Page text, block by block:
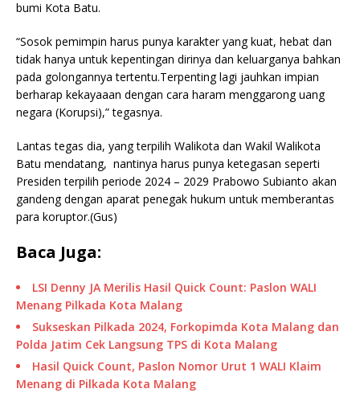
bumi Kota Batu.
“Sosok pemimpin harus punya karakter yang kuat, hebat dan
tidak hanya untuk kepentingan dirinya dan keluarganya bahkan
pada golongannya tertentu.Terpenting lagi jauhkan impian
berharap kekayaaan dengan cara haram menggarong uang
negara (Korupsi),” tegasnya.
Lantas tegas dia, yang terpilih Walikota dan Wakil Walikota
Batu mendatang, nantinya harus punya ketegasan seperti
Presiden terpilih periode 2024 – 2029 Prabowo Subianto akan
gandeng dengan aparat penegak hukum untuk memberantas
para koruptor.(Gus)
Baca Juga:
LSI Denny JA Merilis Hasil Quick Count: Paslon WALI
Menang Pilkada Kota Malang
Sukseskan Pilkada 2024, Forkopimda Kota Malang dan
Polda Jatim Cek Langsung TPS di Kota Malang
Hasil Quick Count, Paslon Nomor Urut 1 WALI Klaim
Menang di Pilkada Kota Malang